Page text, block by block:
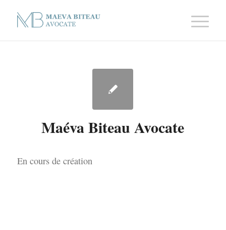
Maéva Biteau Avocate
En cours de création